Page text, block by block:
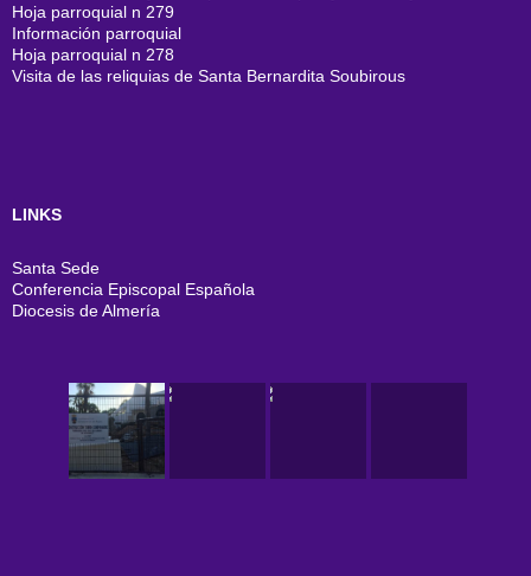
Hoja parroquial n 279
Información parroquial
Hoja parroquial n 278
Visita de las reliquias de Santa Bernardita Soubirous
LINKS
Santa Sede
Conferencia Episcopal Española
Diocesis de Almería